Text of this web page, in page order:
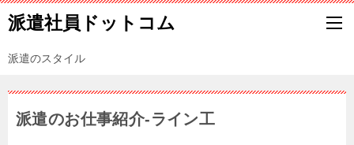
派遣社員ドットコム
派遣のスタイル
派遣のお仕事紹介-ライン工